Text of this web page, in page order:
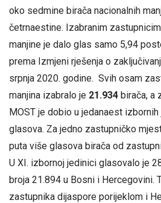
oko sedmine birača nacionalnih
četrnaestine. Izabranim
manjine je dalo glas samo 5,94
prema Izmjeni rješenja o
srpnja 2020. godine. Svih osam
manjina izabralo je 21.934 birača, a
MOST je dobio u jedanaest
glasova. Za jedno zastupničko
puta više glasova birača od
U XI. izbornoj jedinici glasovalo je
broja 21.894 u Bosni i Hercegovini.
zastupnika dijaspore porijeklom i